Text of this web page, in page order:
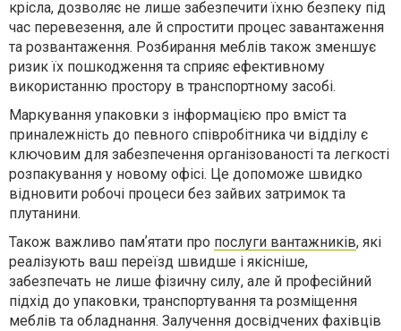
крісла, дозволяє не лише забезпечити їхню безпеку під
час перевезення, але й спростити процес завантаження
та розвантаження. Розбирання меблів також зменшує
ризик їх пошкодження та сприяє ефективному
використанню простору в транспортному засобі.
Маркування упаковки з інформацією про вміст та
приналежність до певного співробітника чи відділу є
ключовим для забезпечення організованості та легкості
розпакування у новому офісі. Це допоможе швидко
відновити робочі процеси без зайвих затримок та
плутанини.
Також важливо памʼятати про послуги вантажників, які
реалізують ваш переїзд швидше і якісніше,
забезпечать не лише фізичну силу, але й професійний
підхід до упаковки, транспортування та розміщення
меблів та обладнання. Залучення досвідчених фахівців